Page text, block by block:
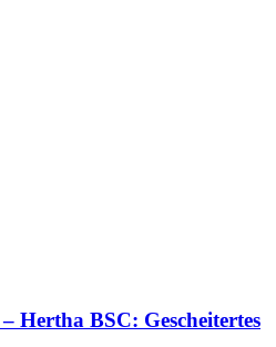
Hertha BSC: Gescheitertes